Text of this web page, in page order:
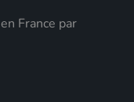
France par